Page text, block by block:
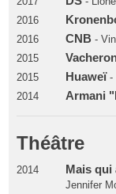
2016
2016
CNB -
2015
2015
Huaweï-
2014
Armani
Théâtre
2014 Mais qui
Jennifer